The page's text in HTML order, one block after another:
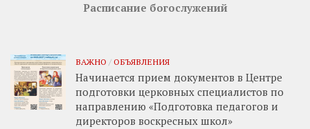
Расписание богослужений
ВАЖНО / ОБЪЯВЛЕНИЯ
Начинается прием документов в Центре
подготовки церковных специалистов по
направлению «Подготовка педагогов и
директоров воскресных школ»